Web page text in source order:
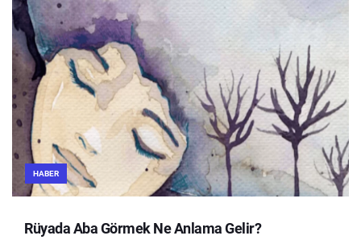
HABER
Rüyada Aba Görmek Ne Anlama Gelir?